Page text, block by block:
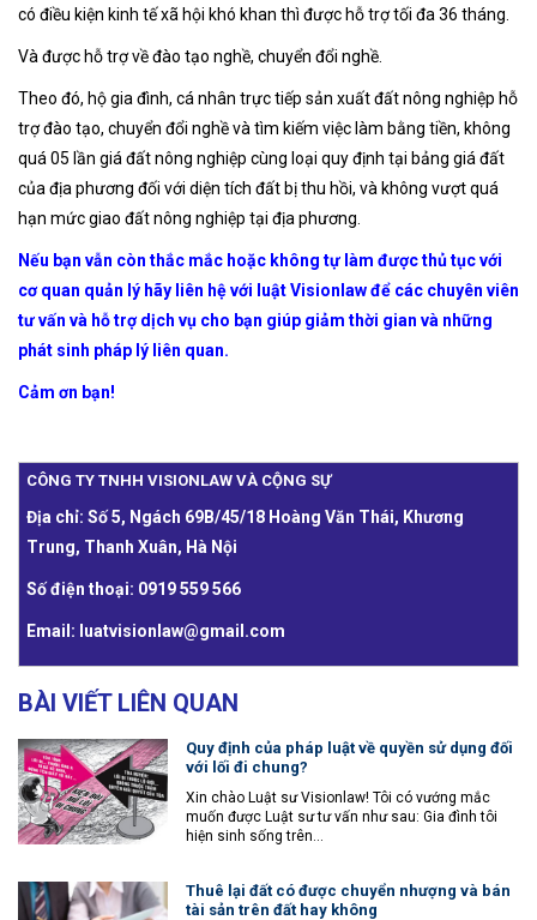
có điều kiện kinh tế xã hội khó khan thì được hỗ trợ tối đa 36 tháng.
Và được hỗ trợ về đào tạo nghề, chuyển đổi nghề.
Theo đó, hộ gia đình, cá nhân trực tiếp sản xuất đất nông nghiệp hỗ
trợ đào tạo, chuyển đổi nghề và tìm kiếm việc làm bằng tiền, không
quá 05 lần giá đất nông nghiệp cùng loại quy định tại bảng giá đất
của địa phương đối với diện tích đất bị thu hồi, và không vượt quá
hạn mức giao đất nông nghiệp tại địa phương.
Nếu bạn vẫn còn thắc mắc hoặc không tự làm được thủ tục với
cơ quan quản lý hãy liên hệ với luật Visionlaw để các chuyên viên
tư vấn và hỗ trợ dịch vụ cho bạn giúp giảm thời gian và những
phát sinh pháp lý liên quan.
Cảm ơn bạn!
CÔNG TY TNHH VISIONLAW VÀ CỘNG SỰ
Địa chỉ: Số 5, Ngách 69B/45/18 Hoàng Văn Thái, Khương
Trung, Thanh Xuân, Hà Nội
Số điện thoại: 0919 559 566
Email: luatvisionlaw@gmail.com
BÀI VIẾT LIÊN QUAN
Quy định của pháp luật về quyền sử dụng đối
với lối đi chung?
Xin chào Luật sư Visionlaw! Tôi có vướng mắc
muốn được Luật sư tư vấn như sau: Gia đình tôi
hiện sinh sống trên...
Thuê lại đất có được chuyển nhượng và bán
tài sản trên đất hay không